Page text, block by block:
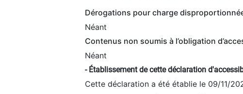
Dérogations pour charge
Néant
Contenus non soumis à l’obligation
Néant
- Établissement de cette déclaration
Cette déclaration a été établie le 09/11/